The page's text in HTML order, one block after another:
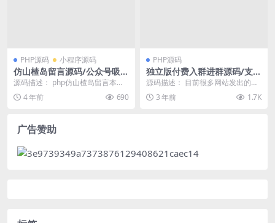
PHP源码 小程序源码
仿山楂岛留言源码/公众号吸
粉/短视频引流神器
源码描述： php仿山楂岛留言本源
码 最近抖音非常火的山楂岛，用ph
p简单的仿了...
4 年前 690
PHP源码
独立版付费入群进群源码/支持
代理分销/九块九进群只是付费
源码描述： 目前很多网站发出的独
立版源码，都是盗版残缺的，搭建
出来也无法运营。会...
3 年前 1.7K
广告赞助